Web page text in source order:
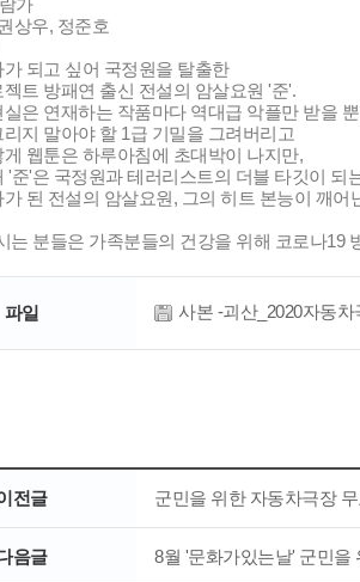
가
상우, 정준호
가 되고 싶어 국정원을 탈출한
젝트 방패연 출신 전설의 암살요원 '준'.
실은 연재하는 작품마다 역대급 악플만 받을
지 말아야 할 1급 기밀을 그려버리고
게 웹툰은 하루아침에 초대박이 나지만,
'준'은 국정원과 테러리스트의 더블 타깃이 되
가 된 전설의 암살요원, 그의 히트 본능이 깨어
는 분들은 가족분들의 건강을 위해 코로나19
파일 사본 -괴산_2020자동차
전글 군민을 위한 자동차극장
음글 8월 '문화가있는날' 군민을